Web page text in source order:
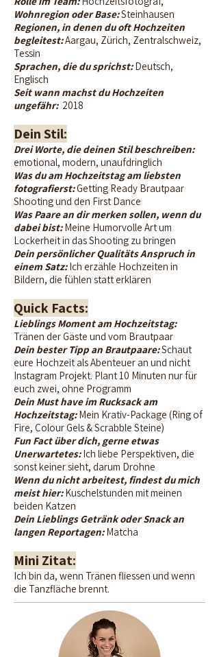
Wohnregion oder Base:Steinhausen
Regionen, in denen du oft Hochzeiten
begleitest:Aargau, Zürich, Zentralschweiz,
Tessin
Sprachen, die du sprichst:Deutsch,
Englisch
Seit wann machst du Hochzeiten
ungefähr: 2018
Dein Stil:
Drei Worte, die deinen Stil beschreiben:
emotional, modern, unaufdringlich
Was du am Hochzeitstag am liebsten
fotografierst:Getting Ready Brautpaar
Shooting und den First Dance
Was Paare an dir merken sollen, wenn du
dabei bist:Meine Humorvolle Art um
Lockerheit in das Shooting zu bringen
Dein persönlicher Qualitäts Anspruch in
einem Satz:Ich erzähle Hochzeiten in
Bildern, die fühlen statt erklären
Quick Facts:
Lieblings Moment am Hochzeitstag:
Tränen der Gäste und vom Brautpaar
Dein bester Tipp an Brautpaare:Schaut
eure Hochzeit als Abenteuer an und nicht
Instagram Projekt. Plant 10 Minuten nur für
euch zwei, ohne Programm
Dein Must have im Rucksack am
Hochzeitstag:Mein Krativ-Package (Ring of
Fire, Colour Gels & Scrabble Steine)
Fun Fact über dich, gerne etwas
Unerwartetes:Ich liebe Perspektiven, die
sonst keiner sieht, darum Drohne
Wenn du nicht arbeitest, findest du mich
meist hier:Kuschelstunden mit meinen
beiden Katzen
Dein Lieblings Getränk oder Snack an
langen Reportagen:Matcha
Mini Zitat:
​Ich bin da, wenn Tränen fliessen und wenn
die Tanzfläche brennt.